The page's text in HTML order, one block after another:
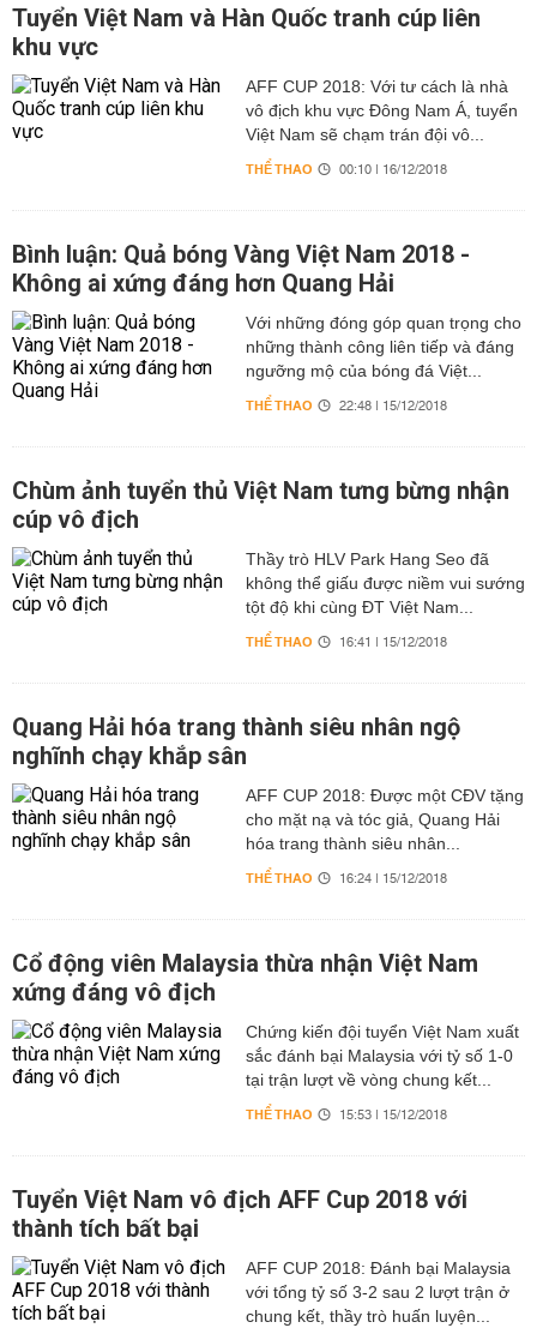
Tuyển Việt Nam và Hàn Quốc tranh cúp liên
khu vực
AFF CUP 2018: Với tư cách là nhà
vô địch khu vực Đông Nam Á, tuyển
Việt Nam sẽ chạm trán đội vô...
THỂ THAO 00:10 | 16/12/2018
Bình luận: Quả bóng Vàng Việt Nam 2018 -
Không ai xứng đáng hơn Quang Hải
Với những đóng góp quan trọng cho
những thành công liên tiếp và đáng
ngưỡng mộ của bóng đá Việt...
THỂ THAO 22:48 | 15/12/2018
Chùm ảnh tuyển thủ Việt Nam tưng bừng nhận
cúp vô địch
Thầy trò HLV Park Hang Seo đã
không thể giấu được niềm vui sướng
tột độ khi cùng ĐT Việt Nam...
THỂ THAO 16:41 | 15/12/2018
Quang Hải hóa trang thành siêu nhân ngộ
nghĩnh chạy khắp sân
AFF CUP 2018: Được một CĐV tặng
cho mặt nạ và tóc giả, Quang Hải
hóa trang thành siêu nhân...
THỂ THAO 16:24 | 15/12/2018
Cổ động viên Malaysia thừa nhận Việt Nam
xứng đáng vô địch
Chứng kiến đội tuyển Việt Nam xuất
sắc đánh bại Malaysia với tỷ số 1-0
tại trận lượt về vòng chung kết...
THỂ THAO 15:53 | 15/12/2018
Tuyển Việt Nam vô địch AFF Cup 2018 với
thành tích bất bại
AFF CUP 2018: Đánh bại Malaysia
với tổng tỷ số 3-2 sau 2 lượt trận ở
chung kết, thầy trò huấn luyện...